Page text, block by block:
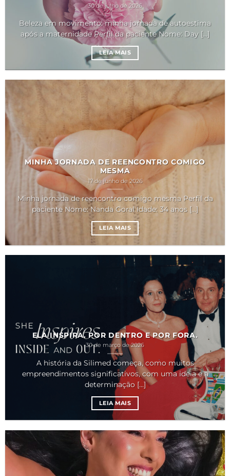
30 de julho de 2026
Beleza em movimento: minha jornada de autoestima
após a maternidade Perfil da paciente Nome: Day [...]
LEIA MAIS
MINHA JORNADA DE REENCONTRO COMIGO
MESMA
17 de junho de 2026
Minha jornada de reencontro comigo mesma Perfil da
paciente Nome: Nanda Goral Idade: 34 anos [...]
LEIA MAIS
ELA INSPIRA. POR DENTRO E POR FORA.
30 de março de 2026
A história da Silimed começa, como muitos
empreendimentos significativos, com uma ideia e a
determinação [...]
LEIA MAIS